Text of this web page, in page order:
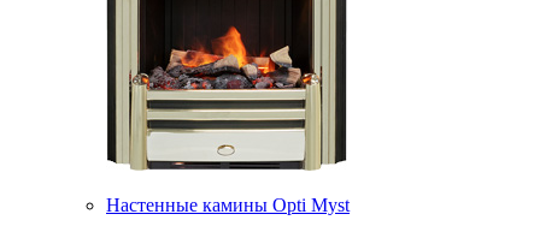
Настенные камины Opti Myst